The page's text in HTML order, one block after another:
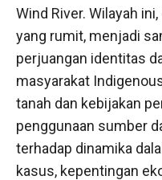
Wind River. Wilayah
yang rumit, menjadi
perjuangan identitas
masyarakat
tanah dan kebijakan
penggunaan sumber
terhadap dinamika
kasus, kepentingan